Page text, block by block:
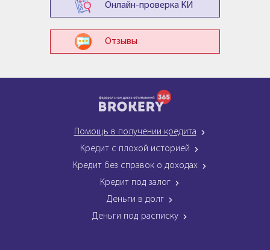
Онлайн-проверка КИ
Отзывы
Помощь в получении кредита
Кредит с плохой историей
Кредит без справок о доходах
Кредит под залог
Деньги в долг
Деньги под расписку